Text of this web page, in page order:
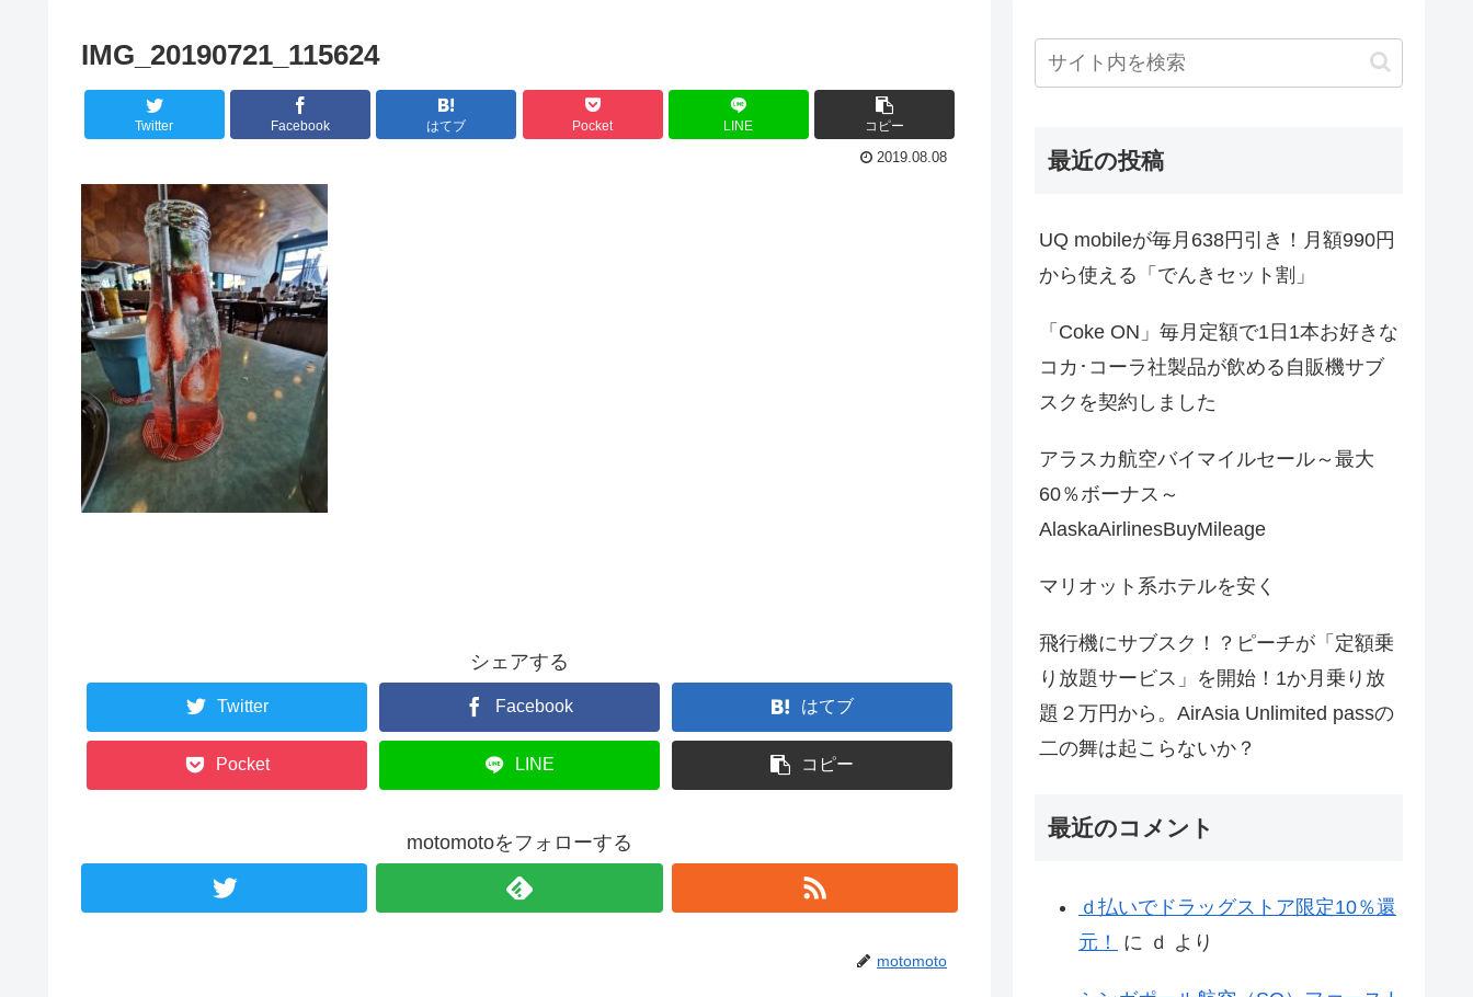
IMG_20190721_115624
Twitter Facebook はてブ Pocket LINE コピー
2019.08.08
シェアする
Twitter Facebook はてブ
Pocket LINE コピー
motomotoをフォローする
motomoto
最近の投稿
UQ mobileが毎月638円引き！月額990円
から使える「でんきセット割」
「Coke ON」毎月定額で1日1本お好きな
コカ･コーラ社製品が飲める自販機サブ
スクを契約しました
アラスカ航空バイマイルセール～最大
60％ボーナス～
AlaskaAirlinesBuyMileage
マリオット系ホテルを安く
飛行機にサブスク！？ピーチが「定額乗
り放題サービス」を開始！1か月乗り放
題２万円から。AirAsia Unlimited passの
二の舞は起こらないか？
最近のコメント
ｄ払いでドラッグストア限定10％還
元！
に ｄ より